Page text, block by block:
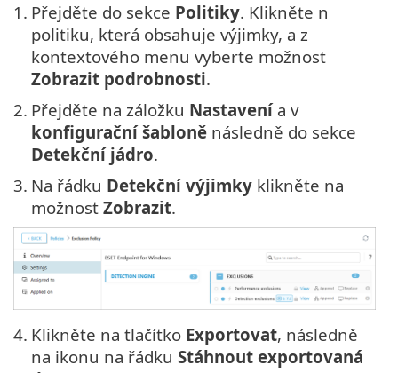
1. Přejděte do sekce Politiky. Klikněte n
politiku, která obsahuje výjimky, a z
kontextového menu vyberte možnost
Zobrazit podrobnosti.
2. Přejděte na záložku Nastavenía v
konfigurační šabloně následně do sekce
Detekční jádro.
3. Na řádku Detekční výjimky klikněte na
možnost Zobrazit.
4. Klikněte na tlačítko Exportovat, následně
na ikonu na řádku Stáhnout exportovaná